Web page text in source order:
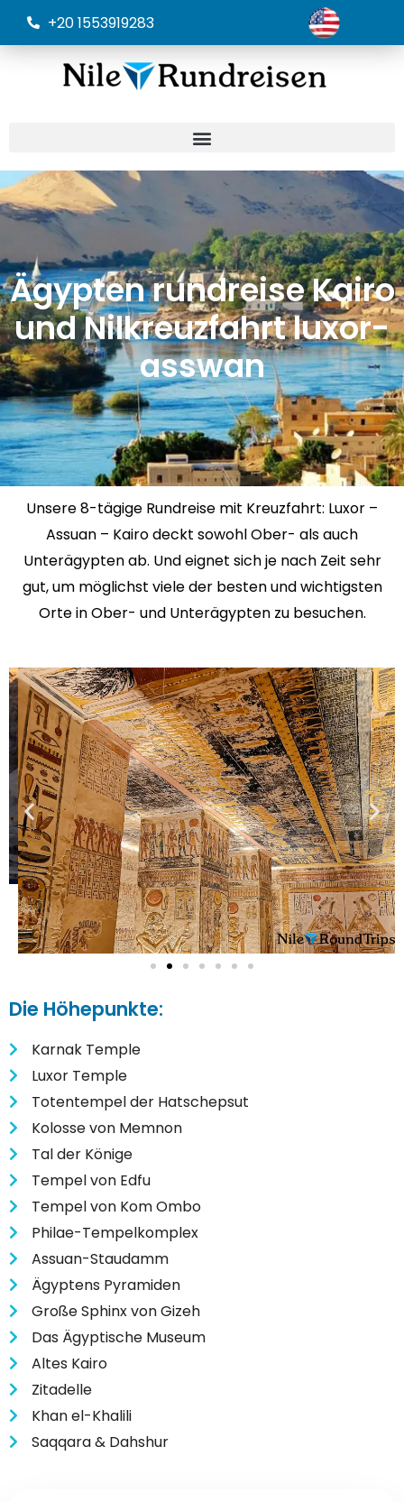
+20 1553919283
Ägypten rundreise Kairo
und Nilkreuzfahrt luxor-
asswan
Unsere 8-tägige Rundreise mit Kreuzfahrt: Luxor –
Assuan – Kairo deckt sowohl Ober- als auch
Unterägypten ab. Und eignet sich je nach Zeit sehr
gut, um möglichst viele der besten und wichtigsten
Orte in Ober- und Unterägypten zu besuchen.
Die Höhepunkte:
Karnak Temple
Luxor Temple
Totentempel der Hatschepsut
Kolosse von Memnon
Tal der Könige
Tempel von Edfu
Tempel von Kom Ombo
Philae-Tempelkomplex
Assuan-Staudamm
Ägyptens Pyramiden
Große Sphinx von Gizeh
Das Ägyptische Museum
Altes Kairo
Zitadelle
Khan el-Khalili
Saqqara & Dahshur